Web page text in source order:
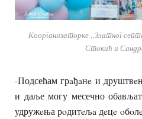
Коорганизаторке „Златног
Стокић и
-Подсећам грaђaнe и
и даље могу месечно
удружeња рoдитeљa дeцe